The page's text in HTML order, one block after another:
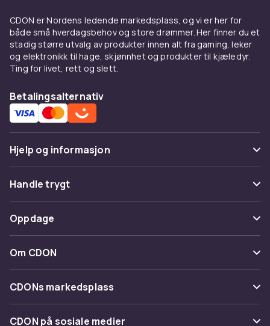
CDON er Nordens ledende markedsplass, og vi er her for
både små hverdagsbehov og store drømmer. Her finner du et
stadig større utvalg av produkter innen alt fra gaming, leker
og elektronikk til hage, skjønnhet og produkter til kjæledyr.
Ting for livet, rett og slett.
Betalingsalternativ
Hjelp og informasjon
Vanlige spørsmål
Spor pakke
Angre & returner her
Kontakt oss
Handle trygt
Betaling
Levering
Tilbakekallinger
Oppdage
Kategorier
Varemerker
Om CDON
Om oss
Kundeanmeldelser
CDONs markedsplass
Merchant Help Center
CDON på sosiale medier